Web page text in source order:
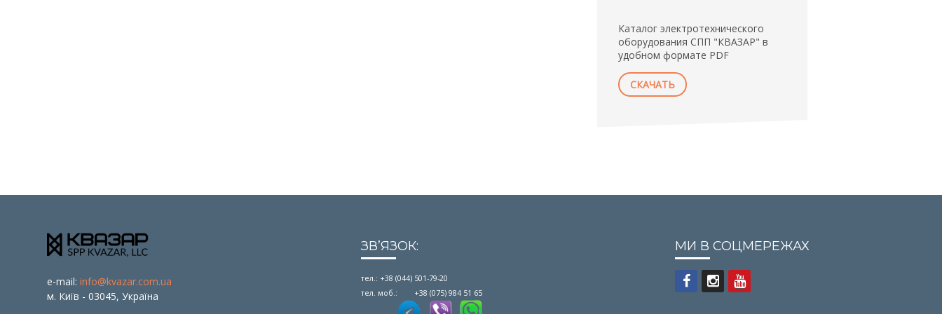
Каталог электротехнического
оборудования СПП "КВАЗАР" в
удобном формате PDF
СКАЧАТЬ
e-mail:info@kvazar.com.ua
м. Київ - 03045, Україна
ЗВʼЯЗОК:
тел.: +38 (044) 501-79-20
тел. моб.: +38 (075) 984 51 65
МИ В СОЦМЕРЕЖАХ